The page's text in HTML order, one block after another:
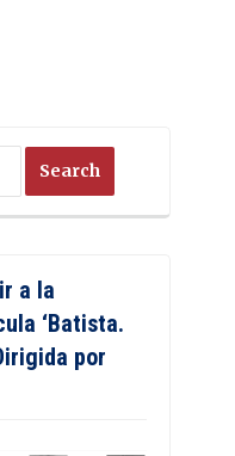
a la
‘Batista.
por